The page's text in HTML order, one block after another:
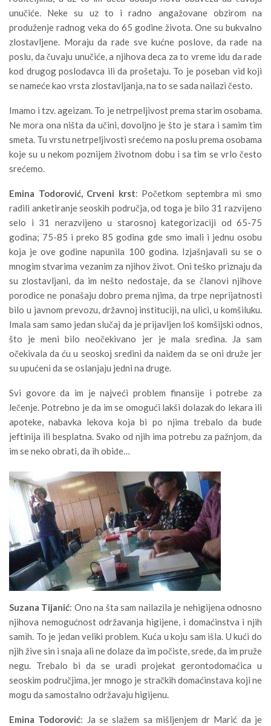
unučiće. Neke su uz to i radno angažovane obzirom na
produženje radnog veka do 65 godine života. One su bukvalno
zlostavljene. Moraju da rade sve kućne poslove, da rade na
poslu, da čuvaju unučiće, a njihova deca za to vreme idu da rade
kod drugog poslodavca ili da prošetaju. To je poseban vid koji
se nameće kao vrsta zlostavljanja, na to se sada nailazi često.
Imamo i tzv. ageizam. To je netrpeljivost prema starim osobama.
Ne mora ona ništa da učini, dovoljno je što je stara i samim tim
smeta. Tu vrstu netrpeljivosti srećemo na poslu prema osobama
koje su u nekom poznijem životnom dobu i sa tim se vrlo često
srećemo.
Emina Todorović, Crveni krst: Početkom septembra mi smo
radili anketiranje seoskih područja, od toga je bilo 31 razvijeno
selo i 31 nerazvijeno u starosnoj kategorizaciji od 65-75
godina; 75-85 i preko 85 godina gde smo imali i jednu osobu
koja je ove godine napunila 100 godina. Izjašnjavali su se o
mnogim stvarima vezanim za njihov život. Oni teško priznaju da
su zlostavljani, da im nešto nedostaje, da se članovi njihove
porodice ne ponašaju dobro prema njima, da trpe neprijatnosti
bilo u javnom prevozu, državnoj instituciji, na ulici, u komšiluku.
Imala sam samo jedan slučaj da je prijavljen loš komšijski odnos,
što je meni bilo neočekivano jer je mala sredina. Ja sam
očekivala da ću u seoskoj sredini da naiđem da se oni druže jer
su upućeni da se oslanjaju jedni na druge.
Svi govore da im je najveći problem finansije i potrebe za
lečenje. Potrebno je da im se omogući lakši dolazak do lekara ili
apoteke, nabavka lekova koja bi po njima trebalo da bude
jeftinija ili besplatna. Svako od njih ima potrebu za pažnjom, da
im se neko obrati, da ih obiđe…
Suzana Tijanić: Ono na šta sam nailazila je nehigijena odnosno
njihova nemogućnost održavanja higijene, i domaćinstva i njih
samih. To je jedan veliki problem. Kuća u koju sam išla. U kući do
njih žive sin i snaja ali ne dolaze da im počiste, srede, da im pruže
negu. Trebalo bi da se uradi projekat gerontodomaćica u
seoskim područjima, jer mnogo je stračkih domaćinstava koji ne
mogu da samostalno održavaju higijenu.
Emina Todorović: Ja se slažem sa mišljenjem dr Marić da je